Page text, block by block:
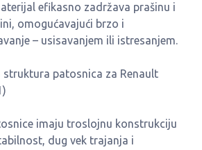
efikasno zadržava prašinu i
omogućavajući brzo i
– usisavanjem ili istresanjem.
patosnica za Renault
imaju troslojnu konstrukciju
dug vek trajanja i